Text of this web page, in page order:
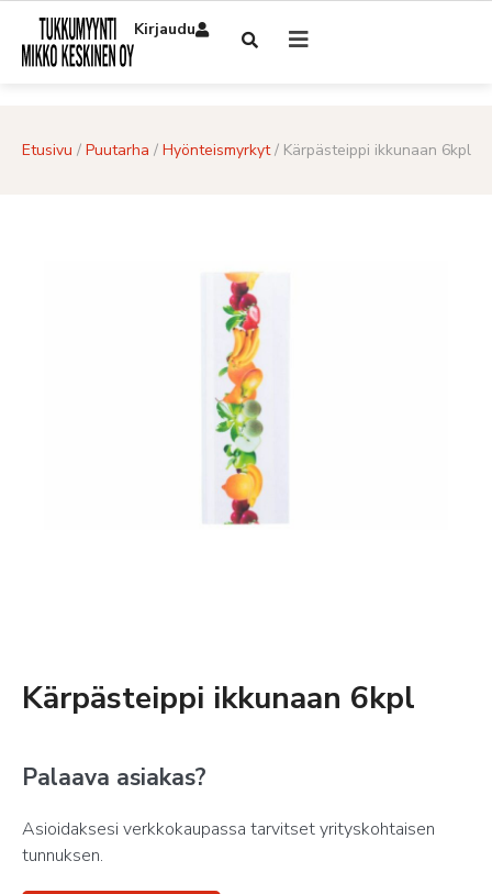
Kirjaudu
Etusivu / Puutarha / Hyönteismyrkyt/ Kärpästeippi ikkunaan 6kpl
Kärpästeippi ikkunaan 6kpl
Palaava asiakas?
Asioidaksesi verkkokaupassa tarvitset yrityskohtaisen
tunnuksen.